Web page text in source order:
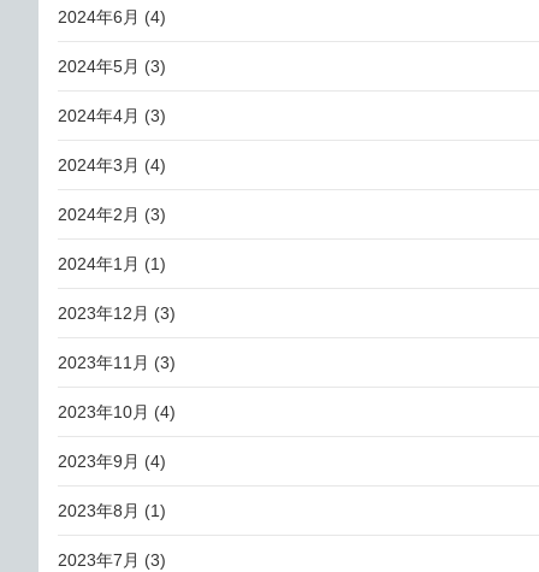
2024年6月 (4)
2024年5月 (3)
2024年4月 (3)
2024年3月 (4)
2024年2月 (3)
2024年1月 (1)
2023年12月 (3)
2023年11月 (3)
2023年10月 (4)
2023年9月 (4)
2023年8月 (1)
2023年7月 (3)